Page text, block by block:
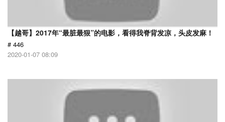
【越哥】2017年“最脏最狠”的电影，看得我脊背发凉，头皮发麻！
# 446
2020-01-07 08:09